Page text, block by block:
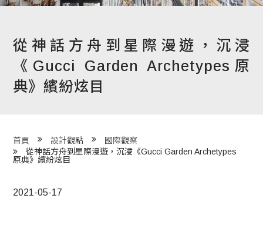
選品
們 About DFUN
程 Milestones
團 Square Rich
們 Contact Us
從神話方舟到星際漫遊，沉浸
《Gucci Garden Archetypes原
典》繽紛炫目
首頁 設計觀點
國際觀察
從神話方舟到星際漫遊，沉浸《Gucci Garden Archetypes
原典》繽紛炫目
2021-05-17